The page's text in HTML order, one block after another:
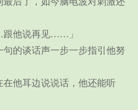
他说再见……」
的谈话声一步一步指引他努
他耳边说说话，他还能听